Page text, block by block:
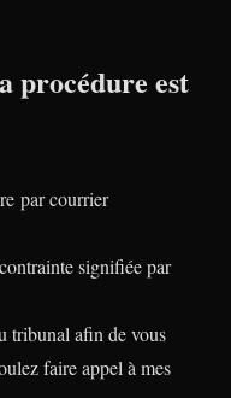
procédure est
par courrier
signifiée par
tribunal afin de vous
faire appel à mes